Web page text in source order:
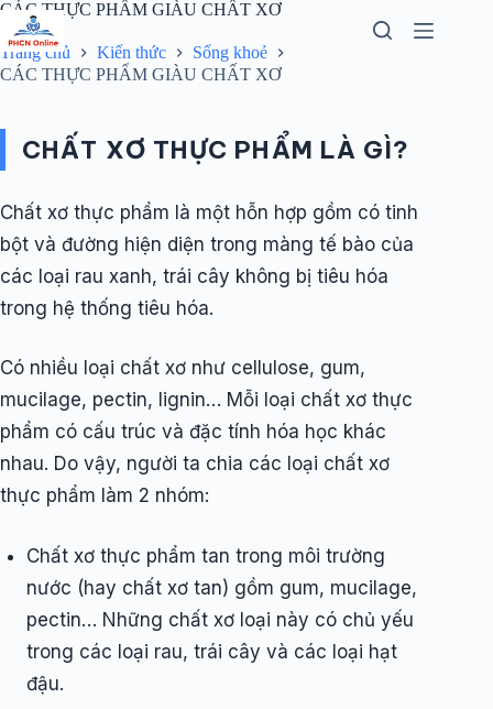
Chuyển
đến
phần
nội
CÁC THỰC PHẨM GIÀU CHẤT XƠ
Trang chủ Kiến thức
Sống khoẻ
CÁC THỰC PHẨM GIÀU CHẤT XƠ
CHẤT XƠ THỰC PHẨM LÀ GÌ?
Chất xơ thực phẩm là một hỗn hợp gồm có tinh
bột và đường hiện diện trong màng tế bào của
các loại rau xanh, trái cây không bị tiêu hóa
trong hệ thống tiêu hóa.
Có nhiều loại chất xơ như cellulose, gum,
mucilage, pectin, lignin… Mỗi loại chất xơ thực
phẩm có cấu trúc và đặc tính hóa học khác
nhau. Do vậy, người ta chia các loại chất xơ
thực phẩm làm 2 nhóm:
Chất xơ thực phẩm tan trong môi trường
nước (hay chất xơ tan) gồm gum, mucilage,
pectin… Những chất xơ loại này có chủ yếu
trong các loại rau, trái cây và các loại hạt
đậu.